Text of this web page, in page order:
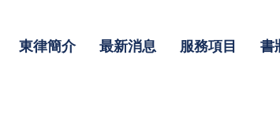
東律簡介 最新消息 服務項目 書